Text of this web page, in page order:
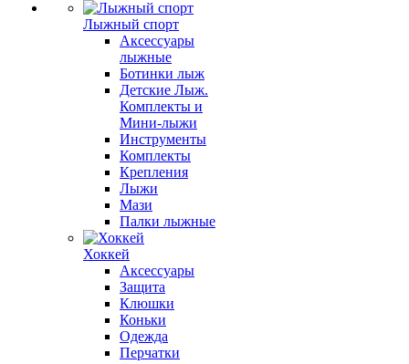
Лыжный спорт
Аксессуары
лыжные
Ботинки лыж
Детские Лыж.
Комплекты и
Мини-лыжи
Инструменты
Комплекты
Крепления
Лыжи
Мази
Палки лыжные
Хоккей
Аксессуары
Защита
Клюшки
Коньки
Одежда
Перчатки